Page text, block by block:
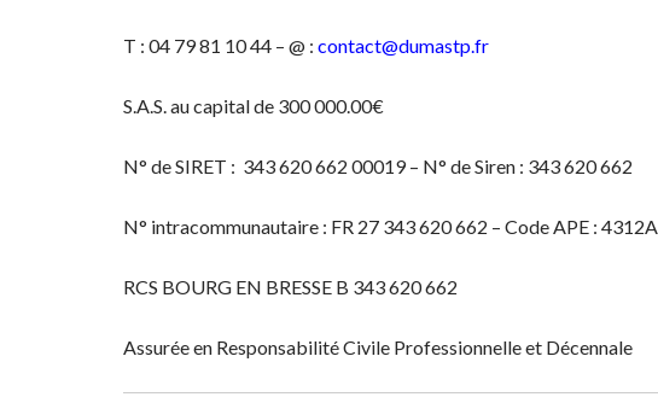
T : 04 79 81 10 44 – @ : contact@dumastp.fr
S.A.S. au capital de 300 000.00€
N° de SIRET : 343 620 662 00019 – N° de Siren : 343 620 662
N° intracommunautaire : FR 27 343 620 662 – Code APE : 4312A
RCS BOURG EN BRESSE B 343 620 662
Assurée en Responsabilité Civile Professionnelle et Décennale